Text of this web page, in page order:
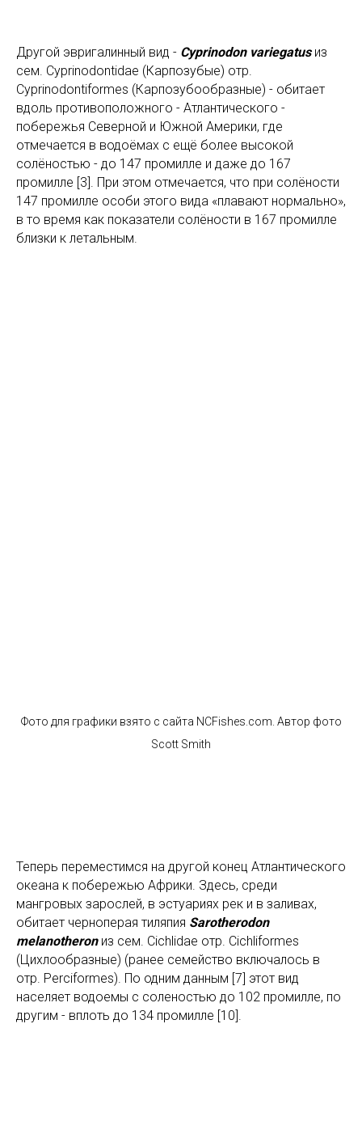
Другой эвригалинный вид - Cyprinodon variegatusиз
сем. Cyprinodontidae (Карпозубые) отр.
Cyprinodontiformes (Карпозубообразные) - обитает
вдоль противоположного - Атлантического -
побережья Северной и Южной Америки, где
отмечается в водоёмах с ещё более высокой
солёностью - до 147 промилле и даже до 167
промилле [3]. При этом отмечается, что при солёности
147 промилле особи этого вида «плавают нормально»,
в то время как показатели солёности в 167 промилле
близки к летальным.
Фото для графики взято с сайта NCFishes.com. Автор фото
Scott Smith
Теперь переместимся на другой конец Атлантического
океана к побережью Африки. Здесь, среди
мангровых зарослей, в эстуариях рек и в заливах,
обитает черноперая тиляпия Sarotherodon
melanotheronиз сем. Cichlidae отр. Cichliformes
(Цихлообразные) (ранее семейство включалось в
отр. Perciformes). По одним данным [7] этот вид
населяет водоемы с соленостью до 102 промилле, по
другим - вплоть до 134 промилле [10].